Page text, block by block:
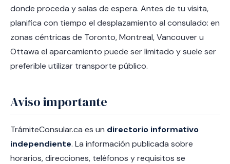
donde proceda y salas de espera. Antes de tu visita,
planifica con tiempo el desplazamiento al consulado: en
zonas céntricas de Toronto, Montreal, Vancouver u
Ottawa el aparcamiento puede ser limitado y suele ser
preferible utilizar transporte público.
Aviso importante
TrámiteConsular.ca es un directorio informativo
independiente. La información publicada sobre
horarios, direcciones, teléfonos y requisitos se